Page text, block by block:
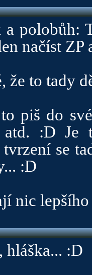
polobůh:
načíst
že to tady
piš do
:D Je
se
:D
nic
hláška... :D